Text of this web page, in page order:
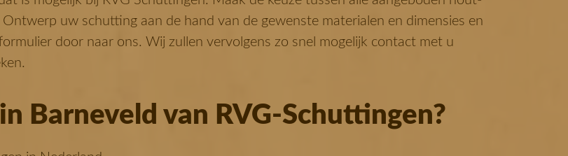
uw schutting aan de hand van de gewenste materialen en dimensies en
door naar ons. Wij zullen vervolgens zo snel mogelijk contact met u
Barneveld van RVG-Schuttingen?